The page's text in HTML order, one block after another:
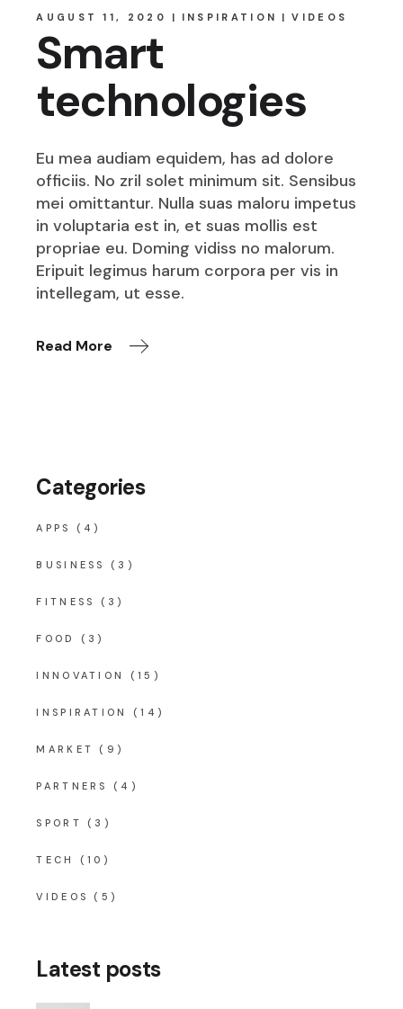
AUGUST 11, 2020 INSPIRATION VIDEOS
Smart
technologies
Eu mea audiam equidem, has ad dolore
officiis. No zril solet minimum sit. Sensibus
mei omittantur. Nulla suas maloru impetus
in voluptaria est in, et suas mollis est
propriae eu. Doming vidiss no malorum.
Eripuit legimus harum corpora per vis in
intellegam, ut esse.
Read More
Categories
APPS (4)
BUSINESS (3)
FITNESS (3)
FOOD (3)
INNOVATION (15)
INSPIRATION (14)
MARKET (9)
PARTNERS (4)
SPORT (3)
TECH (10)
VIDEOS (5)
Latest posts